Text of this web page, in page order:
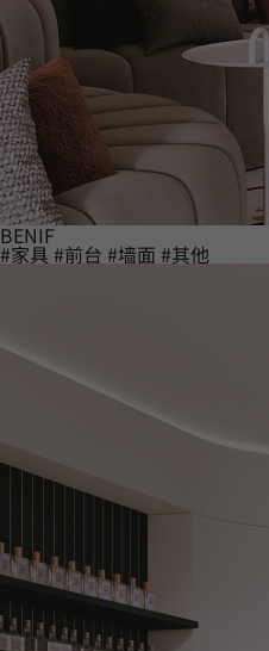
BENIF
#家具 #前台 #墙面 #其他